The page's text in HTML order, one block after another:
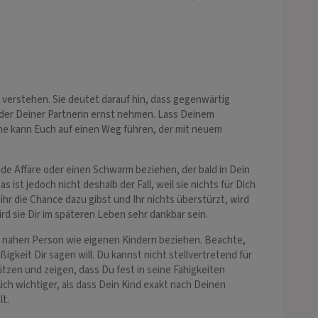
Sie deutet darauf hin, dass gegenwärtig
Deiner Partnerin ernst nehmen. Lass Deinem
kann Euch auf einen Weg führen, der mit neuem
Affäre oder einen Schwarm beziehen, der bald in Dein
ist jedoch nicht deshalb der Fall, weil sie nichts für Dich
die Chance dazu gibst und Ihr nichts überstürzt, wird
sie Dir im späteren Leben sehr dankbar sein.
Person wie eigenen Kindern beziehen. Beachte,
Dir sagen will. Du kannst nicht stellvertretend für
und zeigen, dass Du fest in seine Fähigkeiten
wichtiger, als dass Dein Kind exakt nach Deinen